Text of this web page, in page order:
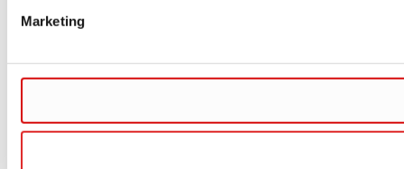
Marketing